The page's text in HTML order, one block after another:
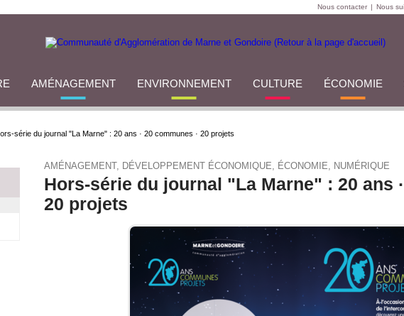
Nous contacter | Nous
AMÉNAGEMENT ENVIRONNEMENT CULTURE ÉCONOMIE
série du journal "La Marne" : 20 ans · 20 communes · 20 projets
AMÉNAGEMENT, DÉVELOPPEMENT ÉCONOMIQUE, ÉCONOMIE, NUMÉRIQUE
Hors-série du journal "La Marne" : 20 ans
20 projets